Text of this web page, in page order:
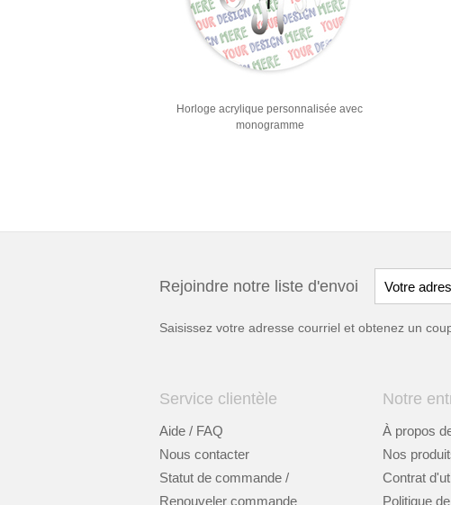
Horloge acrylique personnalisée avec
monogramme
Rejoindre notre liste d'envoi
Saisissez votre adresse courriel et obtenez un
Service clientèle
Aide / FAQ
Nous contacter
Statut de commande /
Renouveler commande
Notre
À propos
Nos
Contrat
Politique